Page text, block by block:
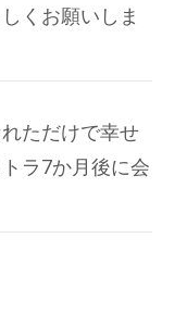
くお願いしま
ただけで幸せ
ラ7か月後に会